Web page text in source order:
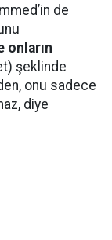
de
onların
şeklinde
onu sadece
diye